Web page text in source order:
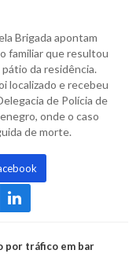
Brigada apontam
familiar que resultou
da residência.
localizado e recebeu
de Polícia de
onde o caso
de morte.
por tráfico em bar